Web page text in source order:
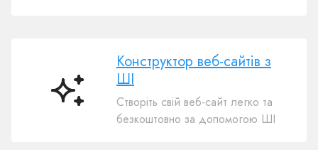
Конструктор
Конструктор веб-сайтів з
ШІ
Створіть свій веб-сайт легко та
безкоштовно за допомогою ШІ